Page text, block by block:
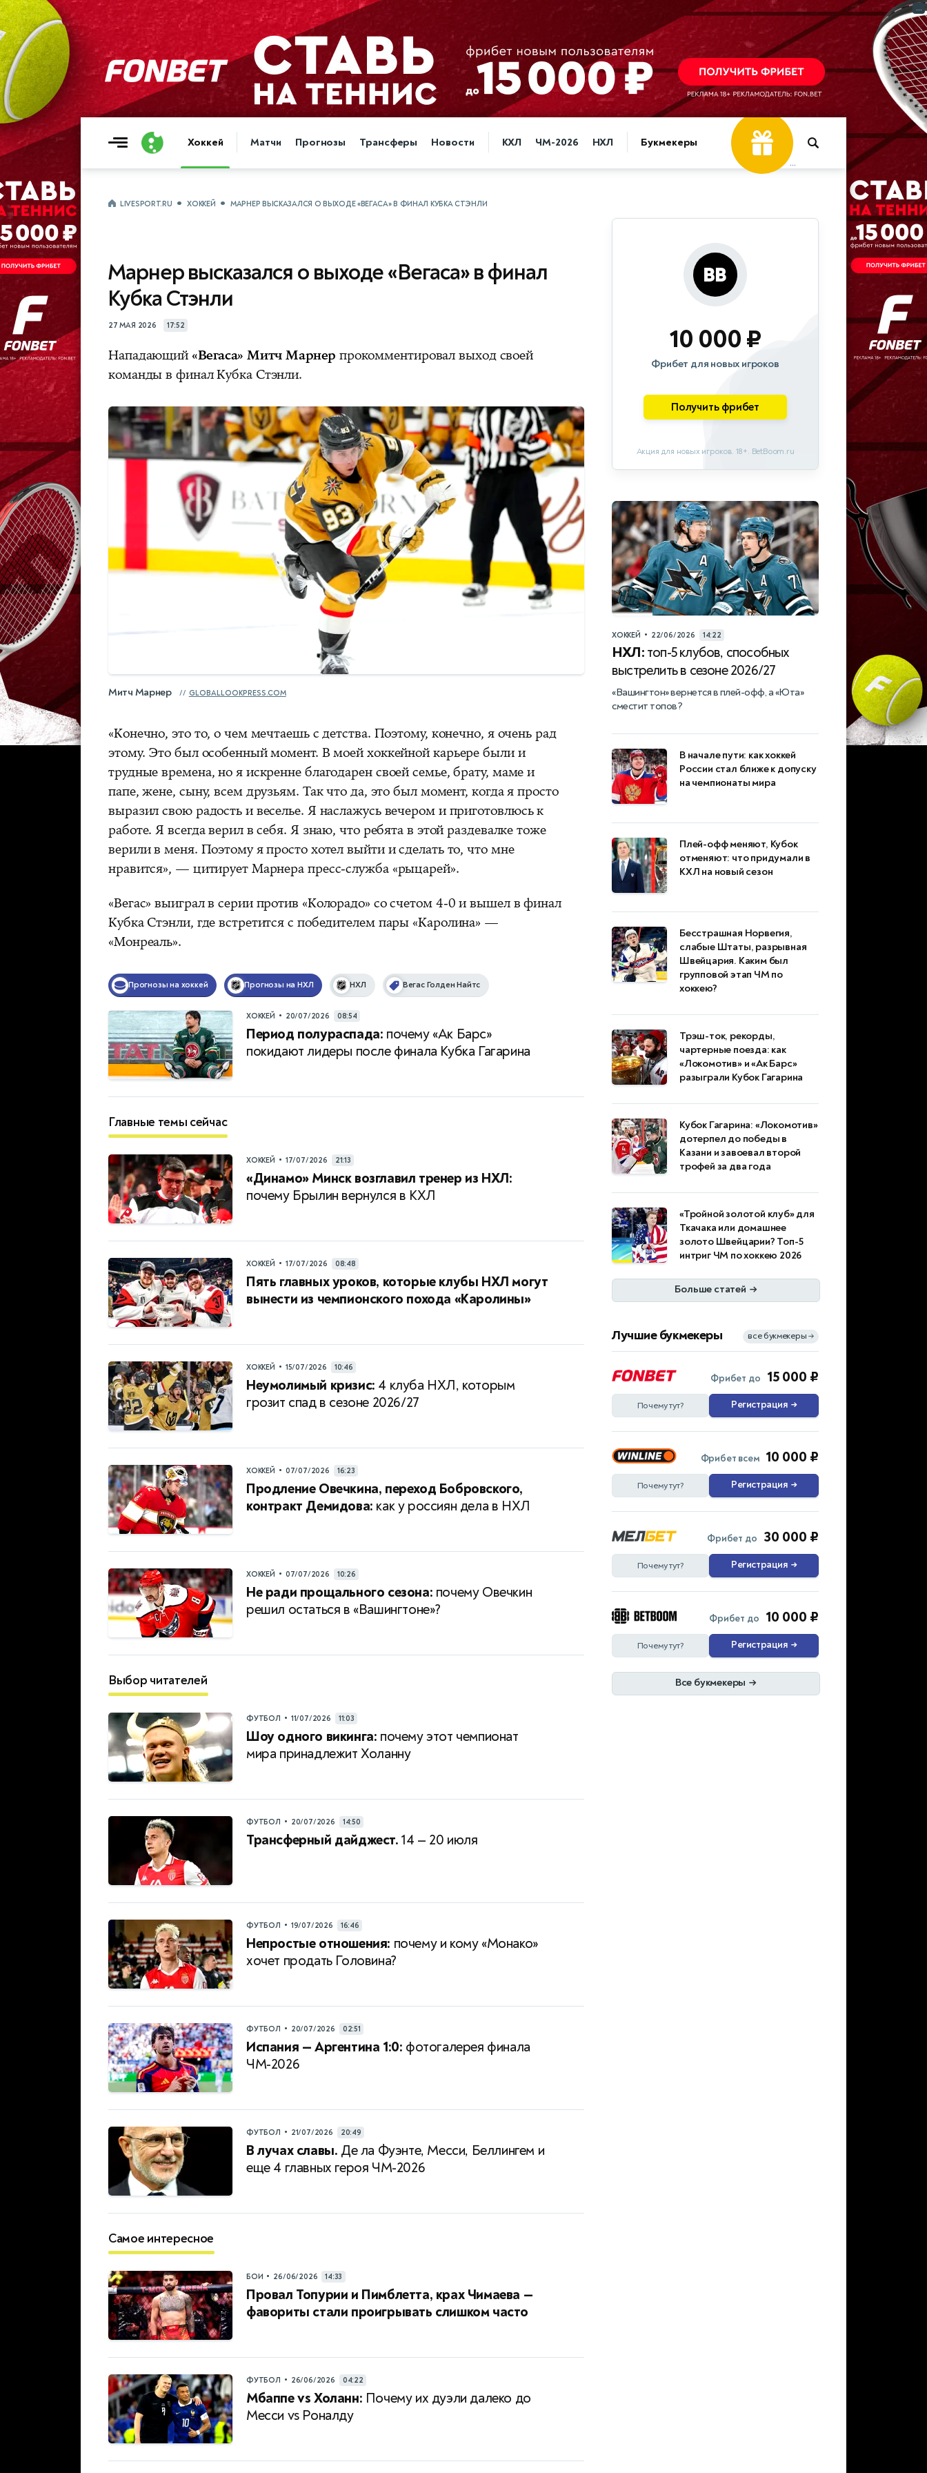
Хоккей Матчи Прогнозы Трансферы Новости КХЛ ЧМ-2026 НХЛ Букмекеры
...
LIVESPORT.RU ХОККЕЙ МАРНЕР ВЫСКАЗАЛСЯ О ВЫХОДЕ «ВЕГАСА» В ФИНАЛ КУБКА СТЭНЛИ
Марнер высказался о выходе «Вегаса» в финал
Кубка Стэнли
27 МАЯ 2026 17:52
Нападающий«Вегаса» Митч Марнер прокомментировал выход своей
команды в финал Кубка Стэнли.
Митч Марнер GLOBALLOOKPRESS.COM
«Конечно, это то, о чем мечтаешь с детства. Поэтому, конечно, я очень рад
этому. Это был особенный момент. В моей хоккейной карьере были и
трудные времена, но я искренне благодарен своей семье, брату, маме и
папе, жене, сыну, всем друзьям. Так что да, это был момент, когда я просто
выразил свою радость и веселье. Я наслажусь вечером и приготовлюсь к
работе. Я всегда верил в себя. Я знаю, что ребята в этой раздевалке тоже
верили в меня. Поэтому я просто хотел выйти и сделать то, что мне
нравится», — цитирует Марнера пресс-служба «рыцарей».
«Вегас» выиграл в серии против «Колорадо» со счетом 4-0 и вышел в финал
Кубка Стэнли, где встретится с победителем пары «Каролина» —
«Монреаль».
Прогнозы на хоккей Прогнозы на НХЛ НХЛ Вегас Голден Найтс
ХОККЕЙ • 20/07/2026 08:54
Период полураспада: почему «Ак Барс»
покидают лидеры после финала Кубка Гагарина
Главные темы сейчас
ХОККЕЙ • 17/07/2026 21:13
«Динамо» Минск возглавил тренер из НХЛ:
почему Брылин вернулся в КХЛ
ХОККЕЙ • 17/07/2026 08:48
Пять главных уроков, которые клубы НХЛ могут
вынести из чемпионского похода «Каролины»
ХОККЕЙ • 15/07/2026 10:46
Неумолимый кризис: 4 клуба НХЛ, которым
грозит спад в сезоне 2026/27
ХОККЕЙ • 07/07/2026 16:23
Продление Овечкина, переход Бобровского,
контракт Демидова: как у россиян дела в НХЛ
ХОККЕЙ • 07/07/2026 10:26
Не ради прощального сезона: почему Овечкин
решил остаться в «Вашингтоне»?
Выбор читателей
ФУТБОЛ • 11/07/2026 11:03
Шоу одного викинга: почему этот чемпионат
мира принадлежит Холанну
ФУТБОЛ • 20/07/2026 14:50
Трансферный дайджест. 14 — 20 июля
ФУТБОЛ • 19/07/2026 16:46
Непростые отношения: почему и кому «Монако»
хочет продать Головина?
ФУТБОЛ • 20/07/2026 02:51
Испания — Аргентина 1:0: фотогалерея финала
ЧМ-2026
ФУТБОЛ • 21/07/2026 20:49
В лучах славы. Де ла Фуэнте, Месси, Беллингем и
еще 4 главных героя ЧМ-2026
Самое интересное
БОИ • 26/06/2026 14:33
Провал Топурии и Пимблетта, крах Чимаева —
фавориты стали проигрывать слишком часто
ФУТБОЛ • 26/06/2026 04:22
Мбаппе vs Холанн: Почему их дуэли далеко до
Месси vs Роналду
10 000 ₽
Фрибет для новых игроков
Получить фрибет
Акция для новых игроков. 18+. BetBoom.ru
ХОККЕЙ • 22/06/2026 14:22
НХЛ:топ-5 клубов, способных
выстрелить в сезоне 2026/27
«Вашингтон» вернется в плей-офф, а «Юта»
сместит топов?
В начале пути: как хоккей
России стал ближе к допуску
на чемпионаты мира
Плей-офф меняют, Кубок
отменяют: что придумали в
КХЛ на новый сезон
Бесстрашная Норвегия,
слабые Штаты, разрывная
Швейцария. Каким был
групповой этап ЧМ по
хоккею?
Трэш-ток, рекорды,
чартерные поезда: как
«Локомотив» и «Ак Барс»
разыграли Кубок Гагарина
Кубок Гагарина: «Локомотив»
дотерпел до победы в
Казани и завоевал второй
трофей за два года
«Тройной золотой клуб» для
Ткачака или домашнее
золото Швейцарии? Топ-5
интриг ЧМ по хоккею 2026
Больше статей →
Лучшие букмекеры все букмекеры →
Фрибет до 15 000 ₽
Почему тут? Регистрация →
Фрибет всем 10 000 ₽
Почему тут? Регистрация →
Фрибет до 30 000 ₽
Почему тут? Регистрация →
Фрибет до 10 000 ₽
Почему тут? Регистрация →
Все букмекеры →
...